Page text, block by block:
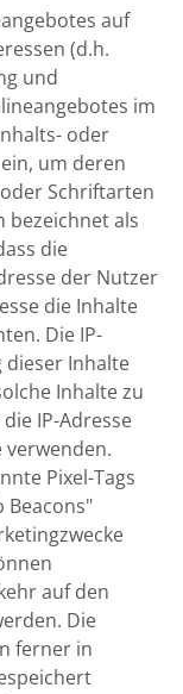
auf
(d.h.
und
im
oder
um deren
Schriftarten
bezeichnet als
die
der Nutzer
die Inhalte
Die IP-
dieser Inhalte
Inhalte zu
IP-Adresse
Pixel-Tags
Beacons"
auf den
Die
ferner in